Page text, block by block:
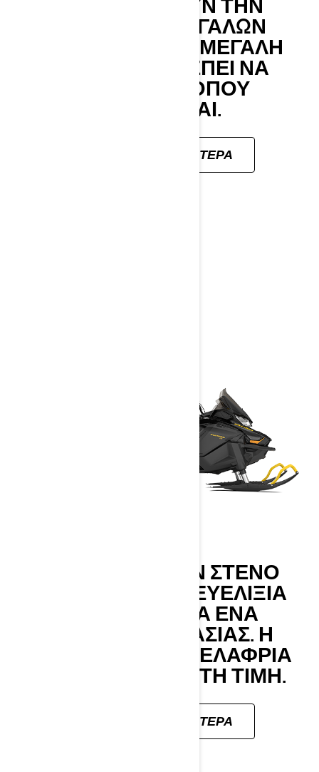
ΔΙΕΥΚΟΛΎΝΟΥΝ ΤΗΝ
ΕΚΤΈΛΕΣΗ ΜΕΓΆΛΩΝ
ΕΡΓΑΣΙΏΝ ΚΑΙ Η ΜΕΓΆΛΗ
ΆΝΩΣΗ ΕΠΙΤΡΈΠΕΙ ΝΑ
ΠΗΓΑΊΝΕΤΕ ΌΠΟΥ
ΧΡΕΙΆΖΕΤΑΙ.
ΜΆΘΕΤΕ ΠΕΡΙΣΣΌΤΕΡΑ
ΤΑ TUNDRA ΈΧΟΥΝ ΣΤΕΝΌ
ΣΧΕΔΙΑΣΜΌ ΓΙΑ ΕΥΕΛΙΞΊΑ
ΜΟΝΑΔΙΚΉ ΓΙΑ ΈΝΑ
ΈΛΚΗΘΡΟ ΕΡΓΑΣΊΑΣ. Η
ΤΈΛΕΙΑ ΛΎΣΗ ΓΙΑ ΕΛΑΦΡΙΆ
ΧΡΉΣΗ ΣΕ ΠΡΟΣΙΤΉ ΤΙΜΉ.
ΜΆΘΕΤΕ ΠΕΡΙΣΣΌΤΕΡΑ